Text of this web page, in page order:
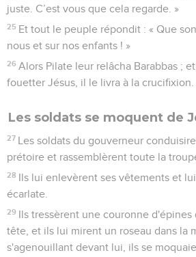
juste. C’est vous que cela regarde. »
25 Et tout le peuple répondit : « Que
nous et sur nos enfants ! »
26 Alors Pilate leur relâcha Barabbas ;
fouetter Jésus, il le livra à la crucifixion.
Les soldats se moquent de
27 Les soldats du gouverneur
prétoire et rassemblèrent toute la
28 Ils lui enlevèrent ses vêtements et
écarlate.
29 Ils tressèrent une couronne d'épines
tête, et ils lui mirent un roseau dans la
s'agenouillant devant lui, ils se